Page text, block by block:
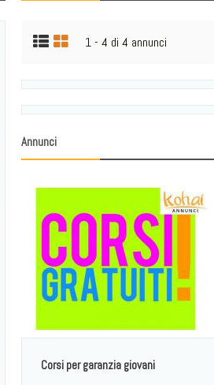
1 - 4 di 4 annunci
Annunci
Corsi per garanzia giovani